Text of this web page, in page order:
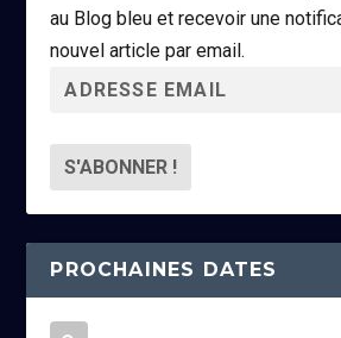
au Blog bleu et recevoir une
nouvel article par email.
r
s
s
e
PROCHAINES DATES